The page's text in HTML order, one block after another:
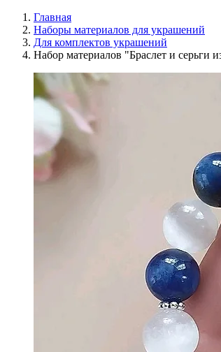
Главная
Наборы материалов для украшений
Для комплектов украшений
Набор материалов "Браслет и серьги